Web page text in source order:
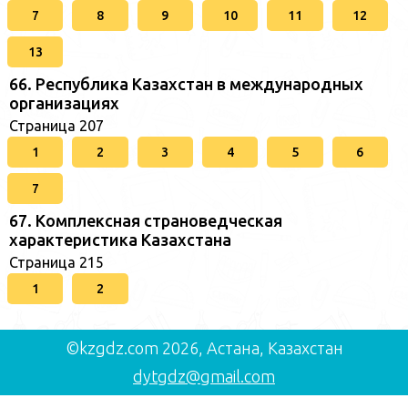
7 8 9 10 11 12
13
66. Республика Казахстан в международных
организациях
Страница 207
1 2 3 4 5 6
7
67. Комплексная страноведческая
характеристика Казахстана
Страница 215
1 2
©kzgdz.com 2026, Астана, Казахстан
dytgdz@gmail.com